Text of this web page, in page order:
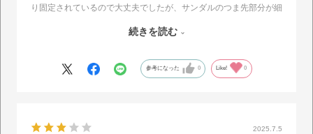
り固定されているので大丈夫でしたが、サンダルのつま先部分が細
しっかり固定されたベルトは歩きやすくていいのですが、私の場合
節できたら良かったと思います。
続きを読む
参考になった 0 Like! 0
2025.7.5